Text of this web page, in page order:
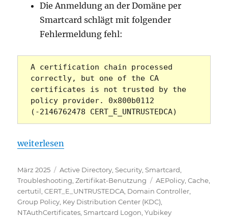
Die Anmeldung an der Domäne per
Smartcard schlägt mit folgender
Fehlermeldung fehl:
A certification chain processed
correctly, but one of the CA
certificates is not trusted by the
policy provider. 0x800b0112
(-2146762478 CERT_E_UNTRUSTEDCA)
„Smartcard-Anmeldung schlägt fehl mit
weiterlesen
Veröffentlicht
am
März 2025 Kategorien
Active Directory ,Security ,Smartcard
Troubleshooting ,Zertifikat-Benutzung Schlagwörter
AEPolicy ,Cache
certutil ,CERT_E_UNTRUSTEDCA Domain Controller
Group Policy Key Distribution Center (KDC)
NTAuthCertificates ,Smartcard Logon ,Yubikey